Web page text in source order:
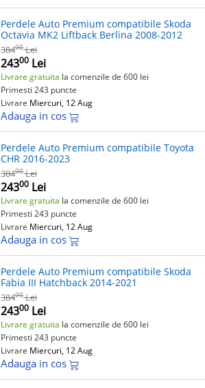
Perdele Auto Premium compatibile Skoda
Octavia MK2 Liftback Berlina 2008-2012
38400 Lei
24300 Lei
Livrare gratuita la comenzile de 600 lei
Primesti 243 puncte
Livrare Miercuri, 12 Aug
Adauga in cos
Perdele Auto Premium compatibile Toyota
CHR 2016-2023
38400 Lei
24300 Lei
Livrare gratuita la comenzile de 600 lei
Primesti 243 puncte
Livrare Miercuri, 12 Aug
Adauga in cos
Perdele Auto Premium compatibile Skoda
Fabia III Hatchback 2014-2021
38400 Lei
24300 Lei
Livrare gratuita la comenzile de 600 lei
Primesti 243 puncte
Livrare Miercuri, 12 Aug
Adauga in cos